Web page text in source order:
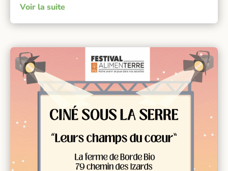
Voir la suite